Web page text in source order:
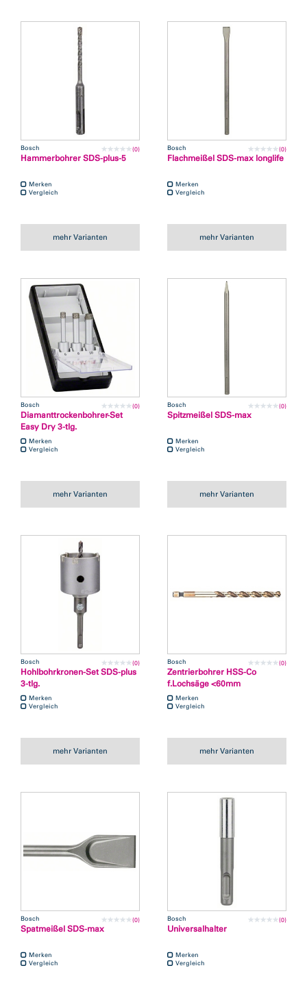
Bosch (0)
Hammerbohrer SDS-plus-5
Merken
Vergleich
mehr Varianten
Bosch (0)
Flachmeißel SDS-max longlife
Merken
Vergleich
mehr Varianten
Bosch (0)
Diamanttrockenbohrer-Set
Easy Dry 3-tlg.
Merken
Vergleich
mehr Varianten
Bosch (0)
Spitzmeißel SDS-max
Merken
Vergleich
mehr Varianten
Bosch (0)
Hohlbohrkronen-Set SDS-plus
3-tlg.
Merken
Vergleich
mehr Varianten
Bosch (0)
Zentrierbohrer HSS-Co
f.Lochsäge <60mm
Merken
Vergleich
mehr Varianten
Bosch (0)
Spatmeißel SDS-max
Merken
Vergleich
Bosch (0)
Universalhalter
Merken
Vergleich